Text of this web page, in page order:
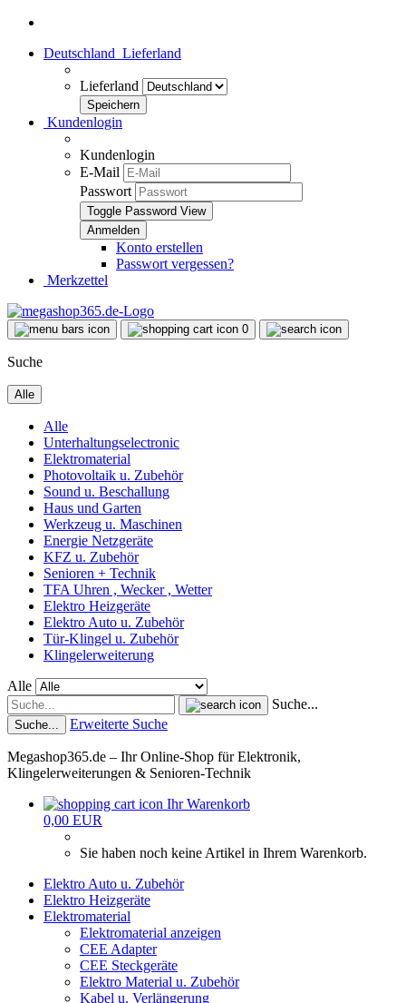
Deutschland Lieferland
Lieferland
Kundenlogin
Kundenlogin
E-Mail
Passwort
Toggle Password View
Konto erstellen
Passwort vergessen?
Merkzettel
0
Suche
Alle
Alle
Unterhaltungselectronic
Elektromaterial
Photovoltaik u. Zubehör
Sound u. Beschallung
Haus und Garten
Werkzeug u. Maschinen
Energie Netzgeräte
KFZ u. Zubehör
Senioren + Technik
TFA Uhren , Wecker , Wetter
Elektro Heizgeräte
Elektro Auto u. Zubehör
Tür-Klingel u. Zubehör
Klingelerweiterung
Alle
Suche...
Suche... Erweiterte Suche
Megashop365.de – Ihr Online-Shop für Elektronik,
Klingelerweiterungen & Senioren-Technik
Ihr Warenkorb
0,00 EUR
Sie haben noch keine Artikel in Ihrem Warenkorb.
Elektro Auto u. Zubehör
Elektro Heizgeräte
Elektromaterial
Elektromaterial anzeigen
CEE Adapter
CEE Steckgeräte
Elektro Material u. Zubehör
Kabel u. Verlängerung